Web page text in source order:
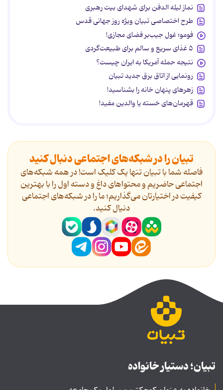
نماز لیله الدفن برای شهدای بیت رهبری
طرح اختصاصی تبیان ویژه روز جهانی قدس
فومو؛ غول جیب‌بر فضای مجازی!
۵ غذای سریع و سالم برای طبیعت‌گردی
نتیجه حمله آمریکا به ایران چیست؟
رونمایی از اتاق برق جدید تبیان
زهرهای پنهان خانه را بشناسید!
قهرمان‌های خسته یا والدین مفید!
تبیان را در شبکه‌های اجتماعی دنبال کنید
فاصله شما با تبیان تنها یک کلیک است! در همه شبکه‌های
اجتماعی حاضریم و محتواهای داغ و دسته اول را با بهترین
کیفیت در اختیارتان می‌گذاریم؛ ما را در شبکه‌های اجتماعی
دنیال کنید.
تبیان؛ دستیار خانواده